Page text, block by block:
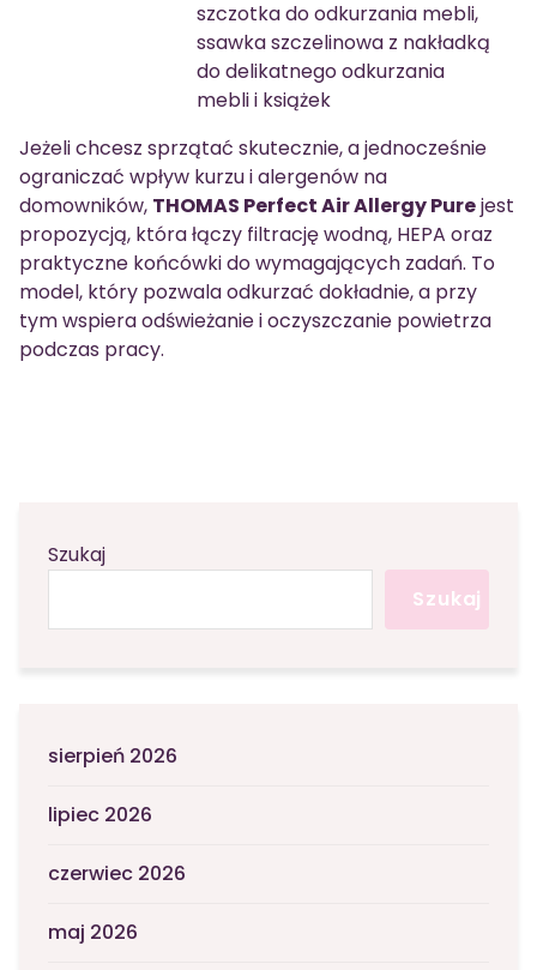
szczotka do odkurzania mebli,
ssawka szczelinowa z nakładką
do delikatnego odkurzania
mebli i książek
Jeżeli chcesz sprzątać skutecznie, a jednocześnie
ograniczać wpływ kurzu i alergenów na
domowników, THOMAS Perfect Air Allergy Purejest
propozycją, która łączy filtrację wodną, HEPA oraz
praktyczne końcówki do wymagających zadań. To
model, który pozwala odkurzać dokładnie, a przy
tym wspiera odświeżanie i oczyszczanie powietrza
podczas pracy.
Szukaj
Szukaj
sierpień 2026
lipiec 2026
czerwiec 2026
maj 2026